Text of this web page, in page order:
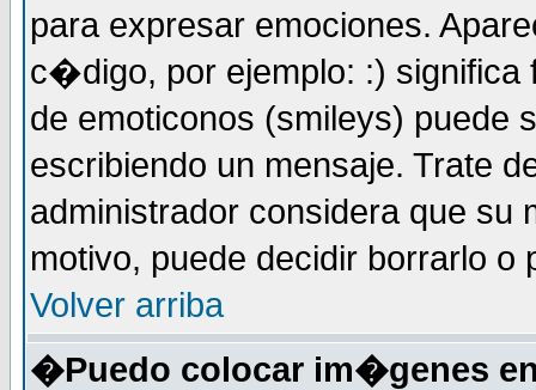
para expresar emociones.
c�digo, por ejemplo: :) significa
de emoticonos (smileys)
escribiendo un mensaje. Trate
administrador considera que su
motivo, puede decidir borrarlo o
Volver arriba
�Puedo colocar im�genes